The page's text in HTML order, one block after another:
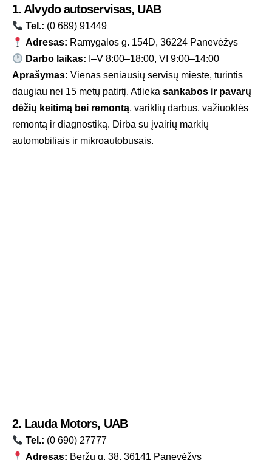
1. Alvydo autoservisas, UAB
Tel.: (0 689) 91449
Adresas: Ramygalos g. 154D, 36224 Panevėžys
Darbo laikas: I–V 8:00–18:00, VI 9:00–14:00
Aprašymas: Vienas seniausių servisų mieste, turintis
daugiau nei 15 metų patirtį. Atlieka sankabos ir pavarų
dėžių keitimą bei remontą, variklių darbus, važiuoklės
remontą ir diagnostiką. Dirba su įvairių markių
automobiliais ir mikroautobusais.
2. Lauda Motors, UAB
Tel.: (0 690) 27777
Adresas: Beržų g. 38, 36141 Panevėžys